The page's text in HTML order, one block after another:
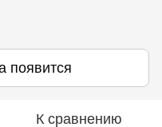
появится
К сравнению